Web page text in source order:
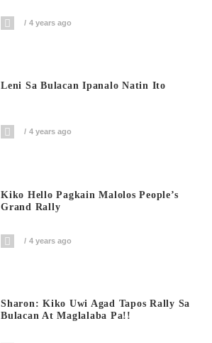
4 years ago
Leni Sa Bulacan Ipanalo Natin Ito
4 years ago
Kiko Hello Pagkain Malolos People’s
Grand Rally
4 years ago
Sharon: Kiko Uwi Agad Tapos Rally Sa
Bulacan At Maglalaba Pa!!